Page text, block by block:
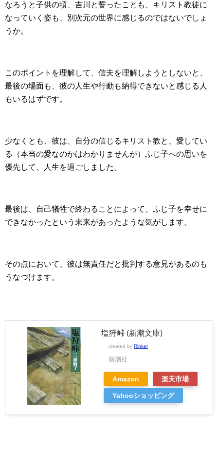
なろうと子供の頃、吉川と誓ったことも、キリスト教徒に
なっていく姿も、別次元の世界に感じるのではないでしょ
うか。
このポイントを理解して、信夫を理解しようとしないと、
最後の場面も、彼の人生や行動も納得できないと感じる人
もいるはずです。
少なくとも、彼は、自分の信じるキリスト教と、愛してい
る（本当の愛なのかはわかりませんが）ふじ子への思いを
優先して、人生を過ごしました。
最後は、自己犠牲で終わることによって、ふじ子を幸せに
できなかったという未来があったような気がします。
その点において、彼は無責任だと批判する意見があるのも
うなづけます。
塩狩峠 (新潮文庫)
created by Rinker
新潮社
Amazon 楽天市場
Yahooショッピング